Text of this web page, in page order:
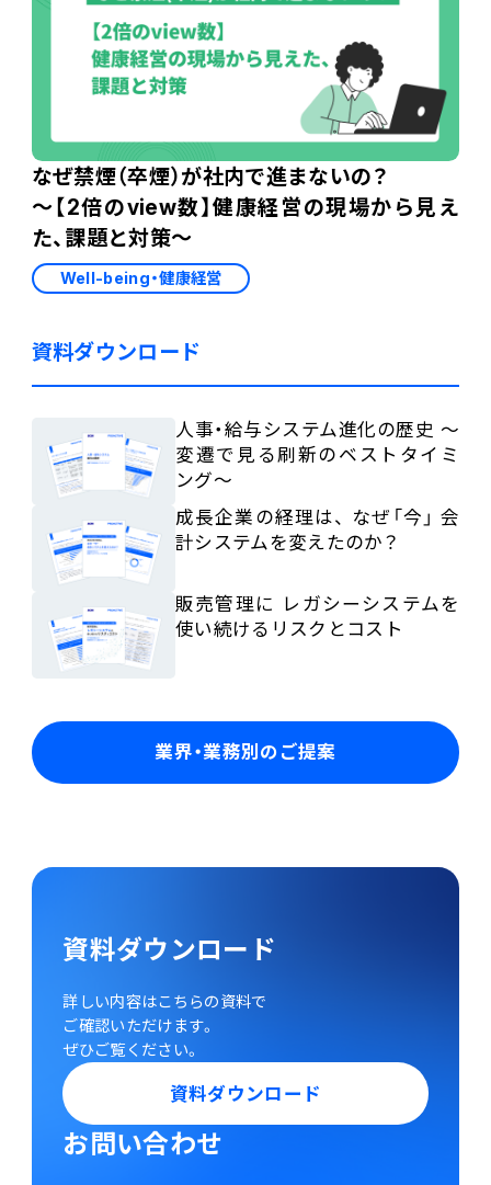
なぜ禁煙（卒煙）が社内で進まないの？
～【2倍のview数】健康経営の現場から見え
た、課題と対策～
Well-being・健康経営
資料ダウンロード
人事・給与システム進化の歴史 ～
変遷で見る刷新のベストタイミ
ング～
成長企業の経理は、 なぜ「今」 会
計システムを変えたのか？
販売管理に レガシーシステムを
使い続けるリスクとコスト
業界・業務別のご提案
資料ダウンロード
詳しい内容はこちらの資料で
ご確認いただけます。
ぜひご覧ください。
資料ダウンロード
お問い合わせ